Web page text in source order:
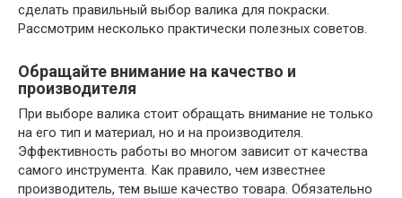
сделать правильный выбор валика для покраски.
Рассмотрим несколько практически полезных советов.
Обращайте внимание на качество и
производителя
При выборе валика стоит обращать внимание не только
на его тип и материал, но и на производителя.
Эффективность работы во многом зависит от качества
самого инструмента. Как правило, чем известнее
производитель, тем выше качество товара. Обязательно